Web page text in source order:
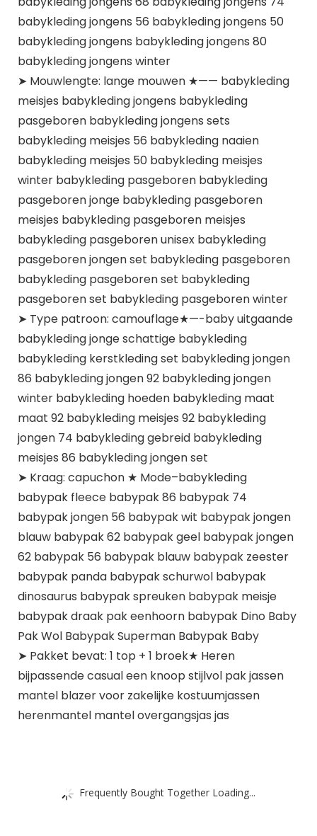
babykleding jongens 56 babykleding jongens 50
babykleding jongens babykleding jongens 80
babykleding jongens winter
➤ Mouwlengte: lange mouwen ★—— babykleding
meisjes babykleding jongens babykleding
pasgeboren babykleding jongens sets
babykleding meisjes 56 babykleding naaien
babykleding meisjes 50 babykleding meisjes
winter babykleding pasgeboren babykleding
pasgeboren jonge babykleding pasgeboren
meisjes babykleding pasgeboren meisjes
babykleding pasgeboren unisex babykleding
pasgeboren jongen set babykleding pasgeboren
babykleding pasgeboren set babykleding
pasgeboren set babykleding pasgeboren winter
➤ Type patroon: camouflage★—-baby uitgaande
babykleding jonge schattige babykleding
babykleding kerstkleding set babykleding jongen
86 babykleding jongen 92 babykleding jongen
winter babykleding hoeden babykleding maat
maat 92 babykleding meisjes 92 babykleding
jongen 74 babykleding gebreid babykleding
meisjes 86 babykleding jongen set
➤ Kraag: capuchon ★ Mode–babykleding
babypak fleece babypak 86 babypak 74
babypak jongen 56 babypak wit babypak jongen
blauw babypak 62 babypak geel babypak jongen
62 babypak 56 babypak blauw babypak zeester
babypak panda babypak schurwol babypak
dinosaurus babypak spreuken babypak meisje
babypak draak pak eenhoorn babypak Dino Baby
Pak Wol Babypak Superman Babypak Baby
➤ Pakket bevat: 1 top + 1 broek★ Heren
bijpassende casual een knoop stijlvol pak jassen
mantel blazer voor zakelijke kostuumjassen
herenmantel mantel overgangsjas jas
Frequently Bought Together Loading...